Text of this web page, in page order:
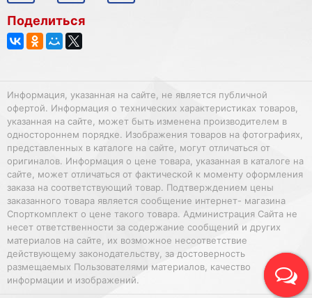
Поделиться
Информация, указанная на сайте, не является публичной
офертой. Информация о технических характеристиках товаров,
указанная на сайте, может быть изменена производителем в
одностороннем порядке. Изображения товаров на фотографиях,
представленных в каталоге на сайте, могут отличаться от
оригиналов. Информация о цене товара, указанная в каталоге на
сайте, может отличаться от фактической к моменту оформления
заказа на соответствующий товар. Подтверждением цены
заказанного товара является сообщение интернет- магазина
Спорткомплект о цене такого товара. Администрация Сайта не
несет ответственности за содержание сообщений и других
материалов на сайте, их возможное несоответствие
действующему законодательству, за достоверность
размещаемых Пользователями материалов, качество
информации и изображений.